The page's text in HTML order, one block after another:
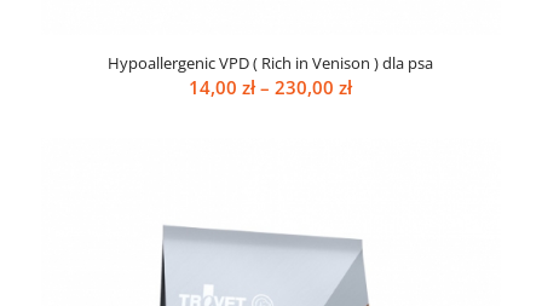
Hypoallergenic VPD ( Rich in Venison ) dla psa
14,00zł – 230,00złZakres